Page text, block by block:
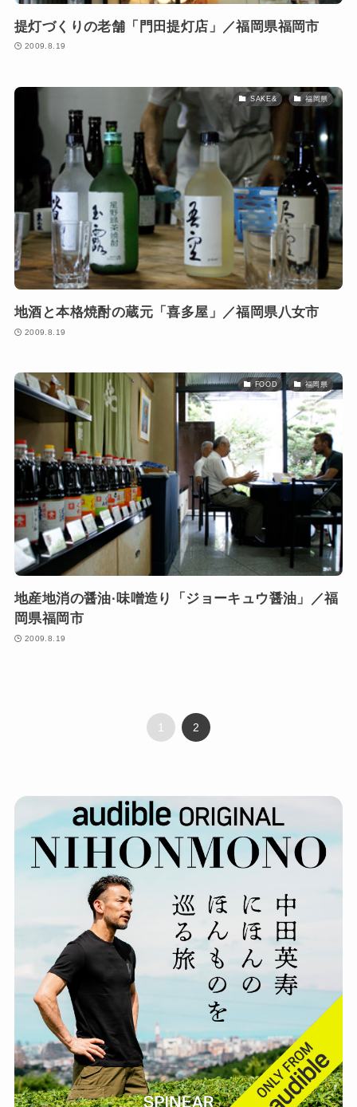
提灯づくりの老舗「門田提灯店」／福岡県福岡市
2009.8.19
SAKE& 福岡県
地酒と本格焼酎の蔵元「喜多屋」／福岡県八女市
2009.8.19
FOOD 福岡県
地産地消の醤油·味噌造り「ジョーキュウ醤油」／福
岡県福岡市
2009.8.19
1 2